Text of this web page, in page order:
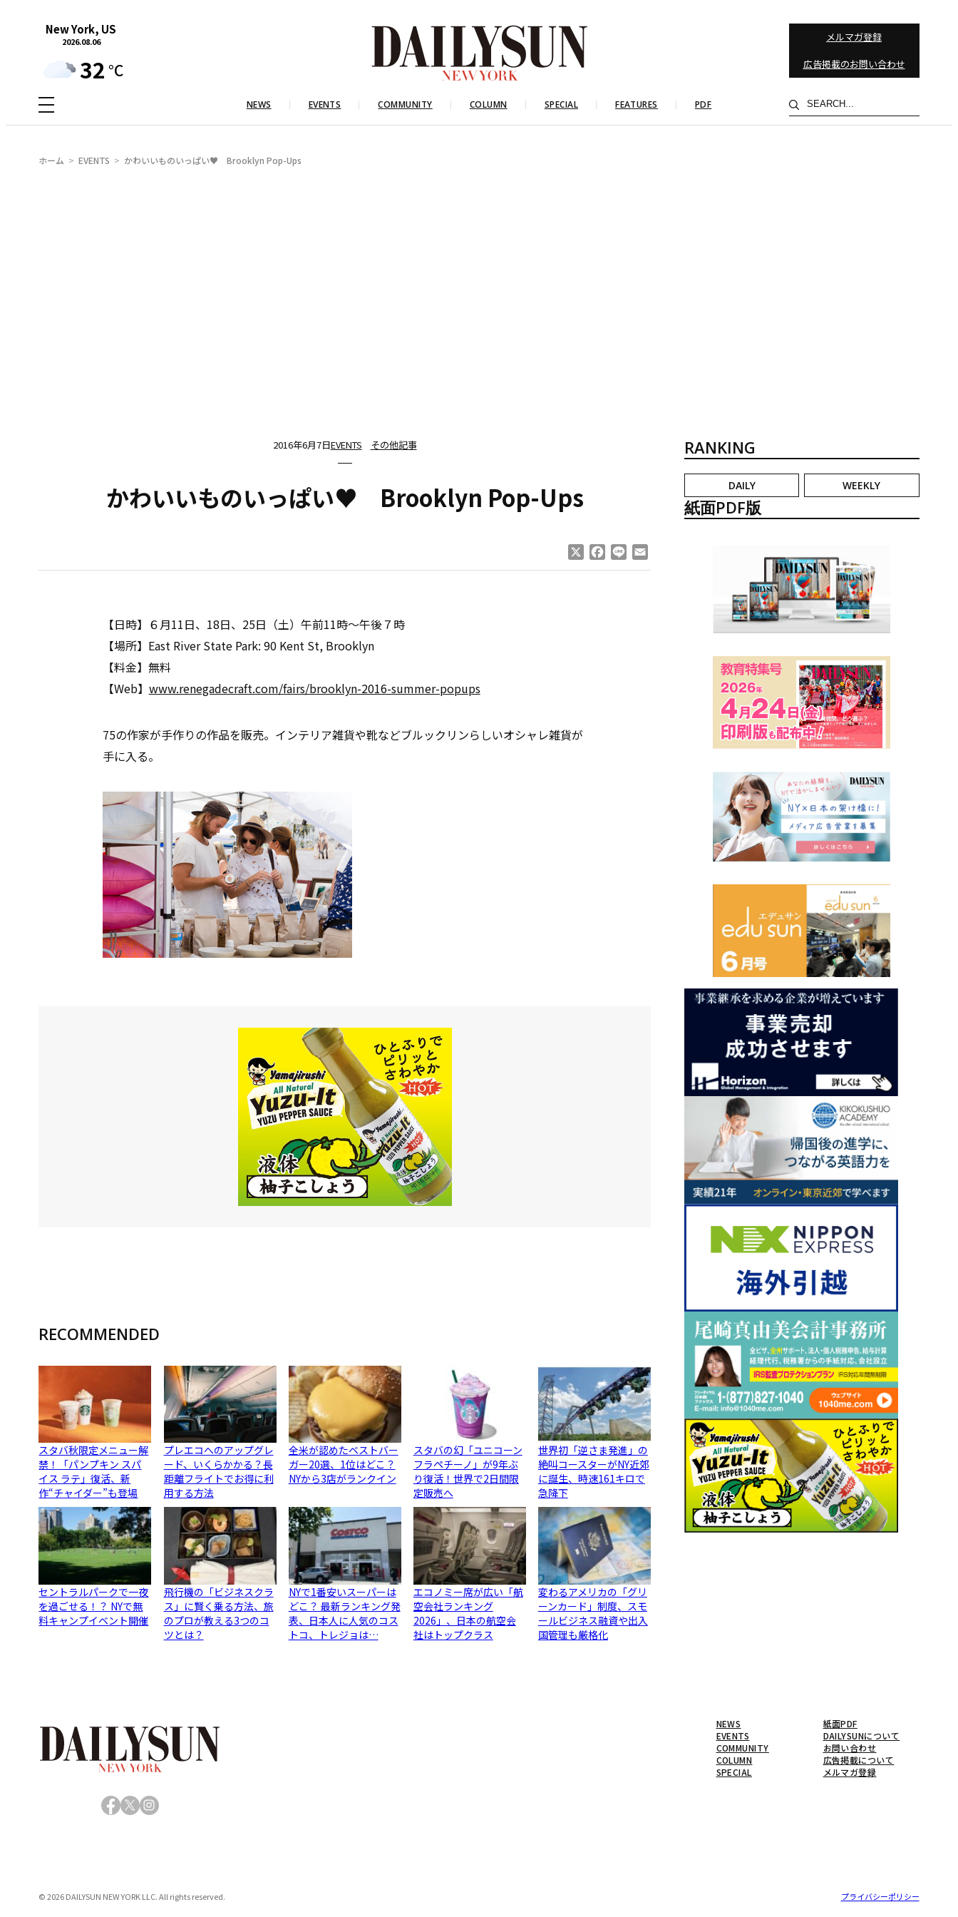
New York, US
2026.08.06
32 °C
メルマガ登録
広告掲載のお問い合わせ
NEWS EVENTS COMMUNITY COLUMN SPECIAL FEATURES PDF
検
索
ホーム EVENTS かわいいものいっぱい♥ Brooklyn Pop-Ups
2016年6月7日EVENTS その他記事
かわいいものいっぱい♥ Brooklyn Pop-Ups
Facebook
Line
【日時】６月11日、18日、25日（土）午前11時～午後７時
【場所】East River State Park: 90 Kent St, Brooklyn
【料金】無料
【Web】 www.renegadecraft.com/fairs/brooklyn-2016-summer-popups
75の作家が手作りの作品を販売。インテリア雑貨や靴などブルックリンらしいオシャレ雑貨が
手に入る。
RECOMMENDED
スタバ秋限定メニュー解
禁！「パンプキン スパ
イス ラテ」復活、新
作“チャイダー”も登場
プレエコへのアップグレ
ード、いくらかかる？長
距離フライトでお得に利
用する方法
全米が認めたベストバー
ガー20選、1位はどこ？
NYから3店がランクイン
スタバの幻「ユニコーン
フラペチーノ」が9年ぶ
り復活！世界で2日間限
定販売へ
世界初「逆さま発進」の
絶叫コースターがNY近郊
に誕生、時速161キロで
急降下
セントラルパークで一夜
を過ごせる！？ NYで無
料キャンプイベント開催
飛行機の「ビジネスクラ
ス」に賢く乗る方法、旅
のプロが教える3つのコ
ツとは？
NYで1番安いスーパーは
どこ？ 最新ランキング発
表、日本人に人気のコス
トコ、トレジョは…
エコノミー席が広い「航
空会社ランキング
2026」、日本の航空会
社はトップクラス
変わるアメリカの「グリ
ーンカード」制度、スモ
ールビジネス融資や出入
国管理も厳格化
RANKING
DAILY WEEKLY
紙面PDF版
Facebook
X Instagram
NEWS
EVENTS
COMMUNITY
COLUMN
SPECIAL
紙面PDF
DAILYSUNについて
お問い合わせ
広告掲載について
メルマガ登録
© 2026 DAILYSUN NEW YORK LLC. All rights reserved. プライバシーポリシー